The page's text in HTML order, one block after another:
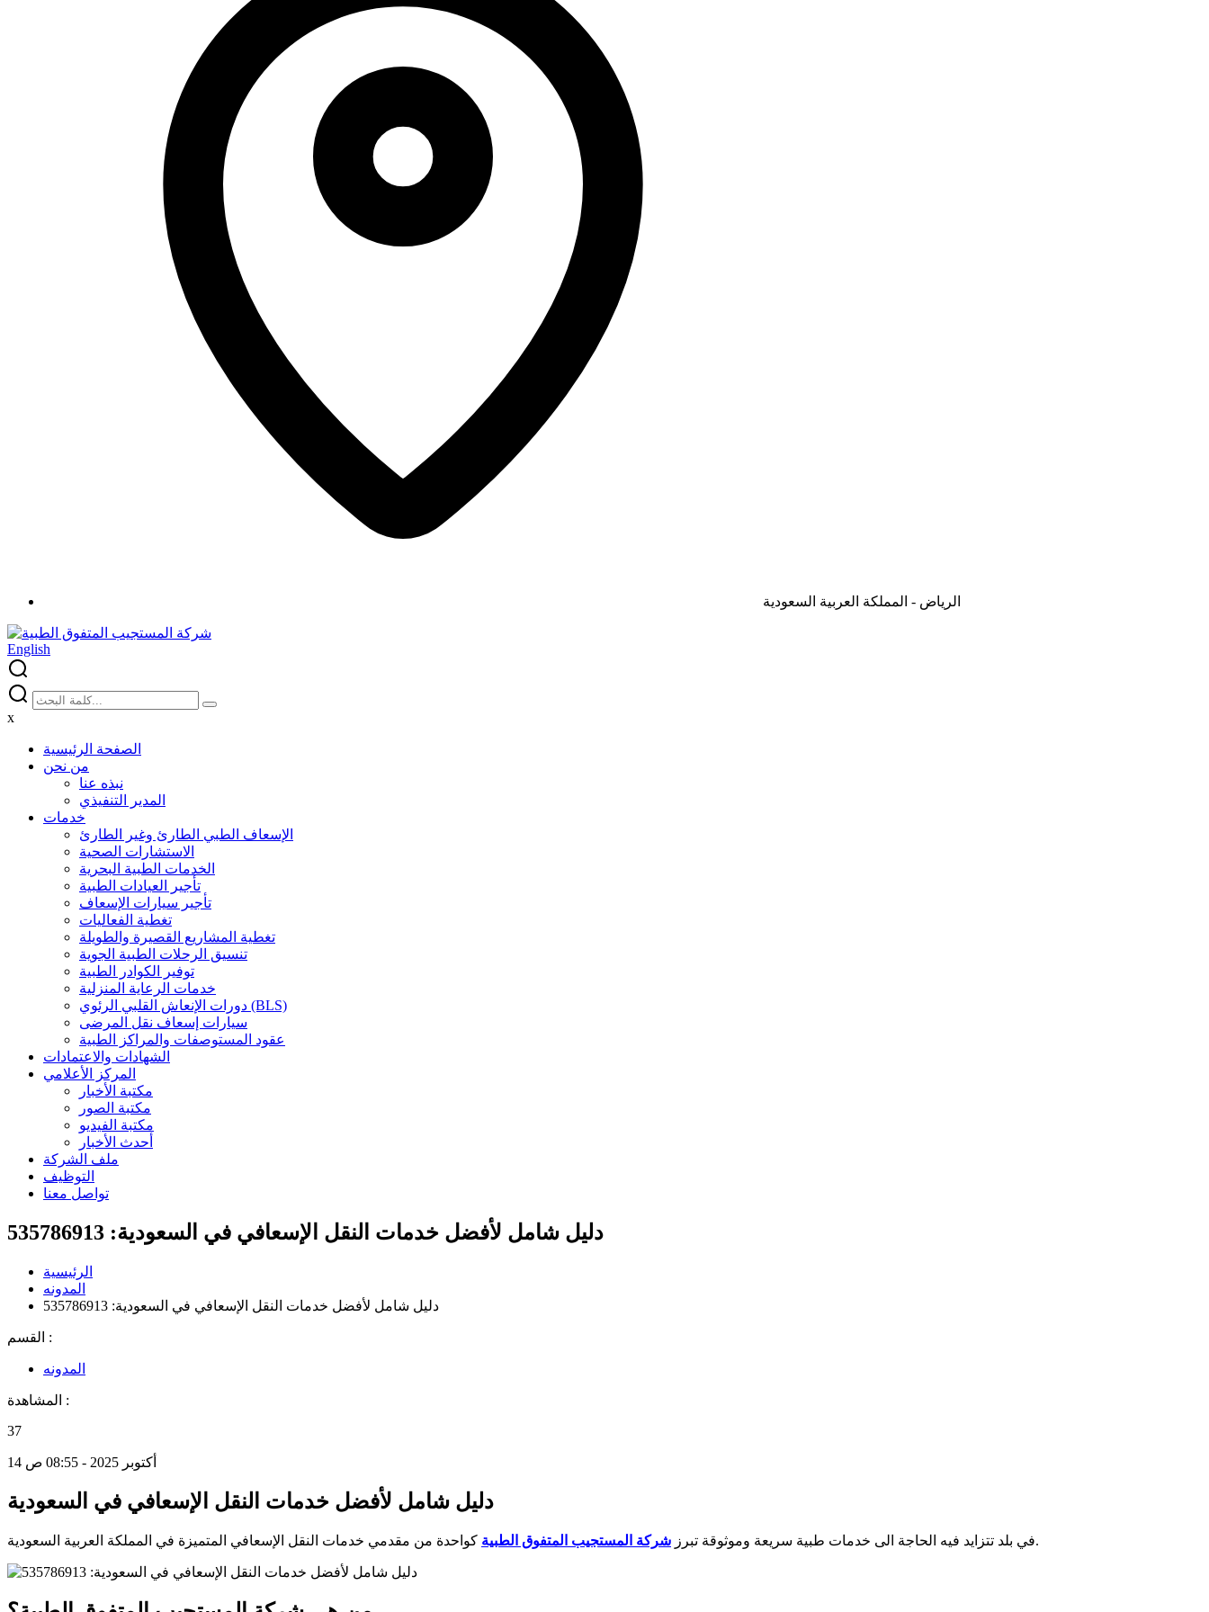
الرياض - المملكة العربية السعودية
English
x
الصفحة الرئيسية
من نحن
نبذه عنا
المدير التنفيذي
خدمات
الإسعاف الطبي الطارئ وغير الطارئ
الاستشارات الصحية
الخدمات الطبية البحرية
تأجير العيادات الطبية
تأجير سيارات الإسعاف
تغطية الفعاليات
تغطية المشاريع القصيرة والطويلة
تنسيق الرحلات الطبية الجوية
توفير الكوادر الطبية
خدمات الرعاية المنزلية
دورات الإنعاش القلبي الرئوي (BLS)
سيارات إسعاف نقل المرضى
عقود المستوصفات والمراكز الطبية
الشهادات والاعتمادات
المركز الأعلامي
مكتبة الأخبار
مكتبة الصور
مكتبة الفيديو
أحدث الأخبار
ملف الشركة
التوظيف
تواصل معنا
دليل شامل لأفضل خدمات النقل الإسعافي في السعودية: 535786913
الرئيسية
المدونه
دليل شامل لأفضل خدمات النقل الإسعافي في السعودية: 535786913
القسم :
المدونه
المشاهدة :
37
14 أكتوبر 2025 - 08:55 ص
دليل شامل لأفضل خدمات النقل الإسعافي في السعودية
في بلد تتزايد فيه الحاجة الى خدمات طبية سريعة وموثوقة تبرز شركة المستجيب المتفوق الطبية كواحدة من مقدمي خدمات النقل الإسعافي المتميزة في المملكة العربية السعودية.